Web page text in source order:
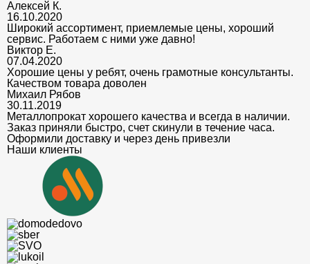
Алексей К.
16.10.2020
Широкий ассортимент, приемлемые цены, хороший
сервис. Работаем с ними уже давно!
Виктор Е.
07.04.2020
Хорошие цены у ребят, очень грамотные консультанты.
Качеством товара доволен
Михаил Рябов
30.11.2019
Металлопрокат хорошего качества и всегда в наличии.
Заказ приняли быстро, счет скинули в течение часа.
Оформили доставку и через день привезли
Наши клиенты